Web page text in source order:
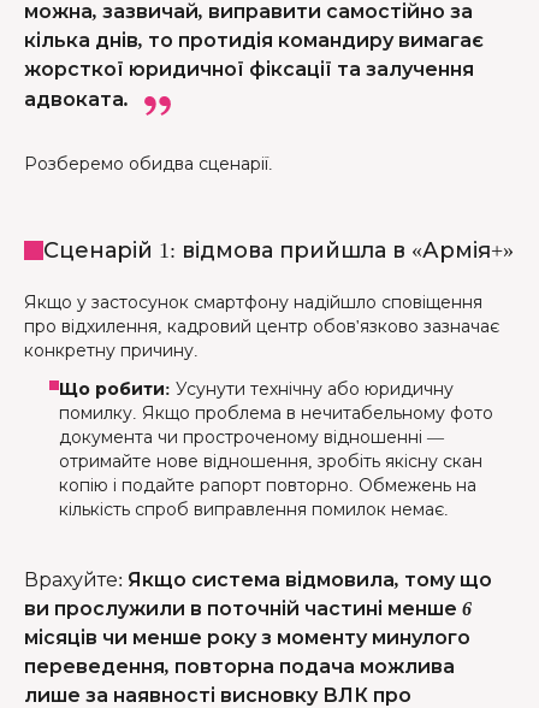
можна, зазвичай, виправити самостійно за
кілька днів, то протидія командиру вимагає
жорсткої юридичної фіксації та залучення
адвоката.
Розберемо обидва сценарії.
Сценарій 1: відмова прийшла в «Армія+»
Якщо у застосунок смартфону надійшло сповіщення
про відхилення, кадровий центр обов'язково зазначає
конкретну причину.
Що робити: Усунути технічну або юридичну
помилку. Якщо проблема в нечитабельному фото
документа чи простроченому відношенні —
отримайте нове відношення, зробіть якісну скан
копію і подайте рапорт повторно. Обмежень на
кількість спроб виправлення помилок немає.
Врахуйте: Якщо система відмовила, тому що
ви прослужили в поточній частині менше 6
місяців чи менше року з моменту минулого
переведення, повторна подача можлива
лише за наявності висновку ВЛК про